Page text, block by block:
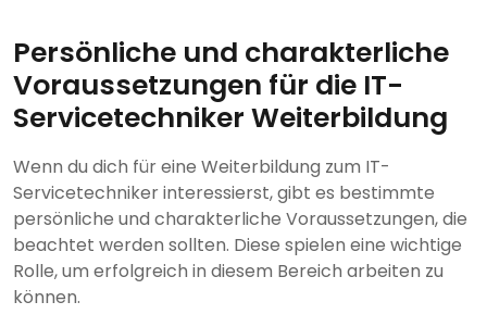
Persönliche und charakterliche
Voraussetzungen für die IT-
Servicetechniker Weiterbildung
Wenn du dich für eine Weiterbildung zum IT-
Servicetechniker interessierst, gibt es bestimmte
persönliche und charakterliche Voraussetzungen, die
beachtet werden sollten. Diese spielen eine wichtige
Rolle, um erfolgreich in diesem Bereich arbeiten zu
können.